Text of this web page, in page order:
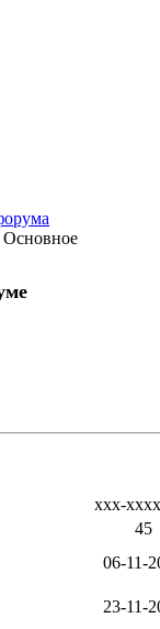
Основное
xxx-
45
06-11-
23-11-